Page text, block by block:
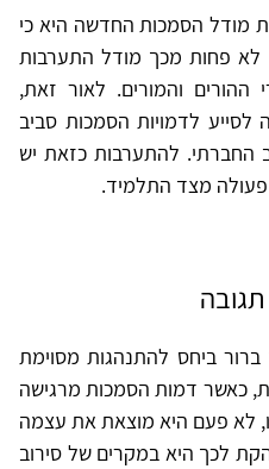
מודל הסמכות החדשה היא כי
לא פחות מכך מודל התערבות
ההורים והמורים. לאור זאת,
לדמויות הסמכות סביב
החברתי. להתערבות כזאת יש
פעולה מצד התלמיד.
ביחס להתנהגות מסוימת
כאשר דמות הסמכות מרגישה
לא פעם היא מוצאת את עצמה
לכך היא במקרים של סירוב